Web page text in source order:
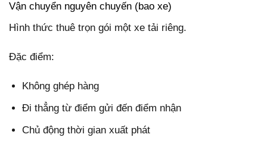
Vận chuyển nguyên chuyến (bao xe)
Hình thức thuê trọn gói một xe tải riêng.
Đặc điểm:
Không ghép hàng
Đi thẳng từ điểm gửi đến điểm nhận
Chủ động thời gian xuất phát